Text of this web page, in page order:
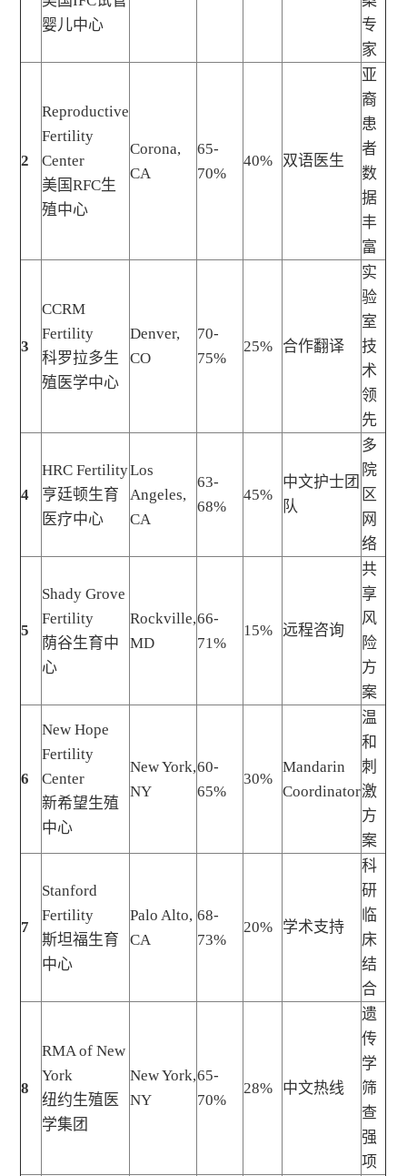
婴儿中心
专
家
2
Reproductive
Fertility
Center
美国RFC生
殖中心
Corona,
CA
65-
70%
40% 双语医生
亚
裔
患
者
数
据
丰
富
3
CCRM
Fertility
科罗拉多生
殖医学中心
Denver,
CO
70-
75%
25% 合作翻译
实
验
室
技
术
领
先
4
HRC Fertility
亨廷顿生育
医疗中心
Los
Angeles,
CA
63-
68%
45%
中文护士团
队
多
院
区
网
络
5
Shady Grove
Fertility
荫谷生育中
心
Rockville,
MD
66-
71%
15% 远程咨询
共
享
风
险
方
案
6
New Hope
Fertility
Center
新希望生殖
中心
New York,
NY
60-
65%
30%
Mandarin
Coordinator
温
和
刺
激
方
案
7
Stanford
Fertility
斯坦福生育
中心
Palo Alto,
CA
68-
73%
20% 学术支持
科
研
临
床
结
合
8
RMA of New
York
纽约生殖医
学集团
New York,
NY
65-
70%
28% 中文热线
遗
传
学
筛
查
强
项